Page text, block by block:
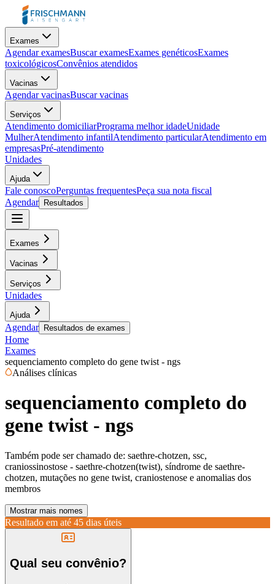
Exames
Agendar examesBuscar examesExames genéticosExames
toxicológicosConvênios atendidos
Vacinas
Agendar vacinasBuscar vacinas
Serviços
Atendimento domiciliarPrograma melhor idadeUnidade
MulherAtendimento infantilAtendimento particularAtendimento em
empresasPré-atendimento
Unidades
Ajuda
Fale conoscoPerguntas frequentesPeça sua nota fiscal
Agendar
Resultados
Exames
Vacinas
Serviços
Unidades
Ajuda
Agendar Resultados de exames
Home
Exames
sequenciamento completo do gene twist - ngs
Análises clínicas
sequenciamento completo do
gene twist - ngs
Também pode ser chamado de: saethre-chotzen, ssc,
craniossinostose - saethre-chotzen(twist), síndrome de saethre-
chotzen, mutações no gene twist, craniostenose e anomalias dos
membros
Mostrar mais nomes
Resultado em até 45 dias úteis
Qual seu convênio?